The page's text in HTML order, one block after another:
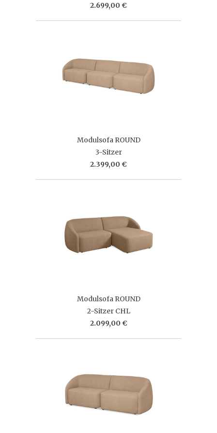
2.699,00 €
Modulsofa ROUND
3-Sitzer
2.399,00 €
Modulsofa ROUND
2-Sitzer CHL
2.099,00 €